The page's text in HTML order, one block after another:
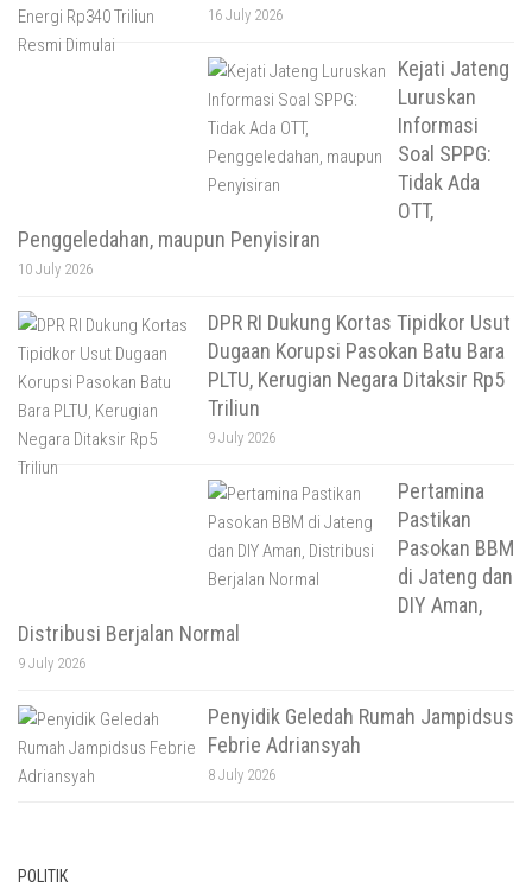
16 July 2026
Kejati Jateng
Luruskan
Informasi
Soal SPPG:
Tidak Ada
OTT,
Penggeledahan, maupun Penyisiran
10 July 2026
DPR RI Dukung Kortas Tipidkor Usut
Dugaan Korupsi Pasokan Batu Bara
PLTU, Kerugian Negara Ditaksir Rp5
Triliun
9 July 2026
Pertamina
Pastikan
Pasokan BBM
di Jateng dan
DIY Aman,
Distribusi Berjalan Normal
9 July 2026
Penyidik Geledah Rumah Jampidsus
Febrie Adriansyah
8 July 2026
POLITIK